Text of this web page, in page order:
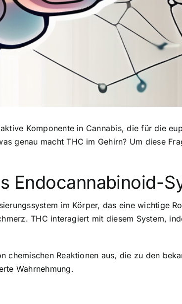
Komponente in Cannabis, die für die
genau macht THC im Gehirn? Um diese
Endocannabinoid-
im Körper, das eine wichtige
THC interagiert mit diesem System,
chemischen Reaktionen aus, die zu den
Wahrnehmung.